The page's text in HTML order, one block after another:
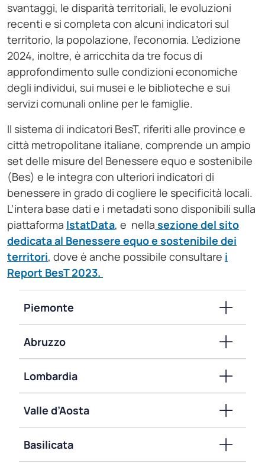
svantaggi, le disparità territoriali, le evoluzioni
recenti e si completa con alcuni indicatori sul
territorio, la popolazione, l’economia. L’edizione
2024, inoltre, è arricchita da tre focus di
approfondimento sulle condizioni economiche
degli individui, sui musei e le biblioteche e sui
servizi comunali online per le famiglie.
Il sistema di indicatori BesT, riferiti alle province e
città metropolitane italiane, comprende un ampio
set delle misure del Benessere equo e sostenibile
(Bes) e le integra con ulteriori indicatori di
benessere in grado di cogliere le specificità locali.
L’intera base dati e i metadati sono disponibili sulla
piattaforma IstatData, e nella sezione del sito
dedicata al Benessere equo e sostenibile dei
territori, dove è anche possibile consultare i
Report BesT 2023.
Piemonte
Abruzzo
Lombardia
Valle d’Aosta
Basilicata